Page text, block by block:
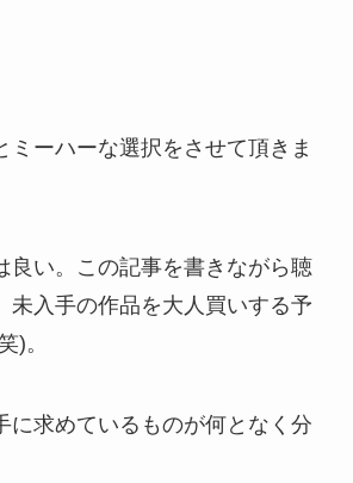
ミーハーな選択をさせて頂きま
良い。この記事を書きながら聴
未入手の作品を大人買いする予
)。
に求めているものが何となく分